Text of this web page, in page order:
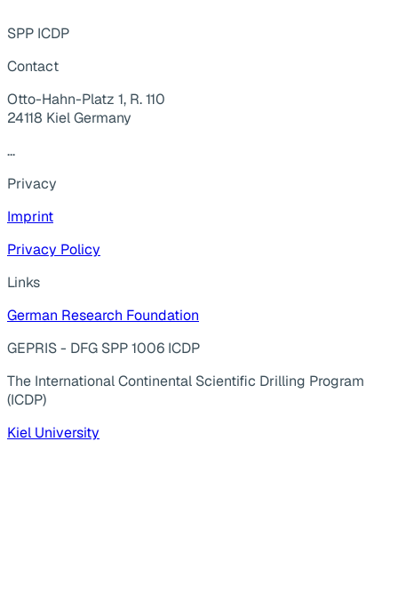
SPP ICDP
Contact
Otto-Hahn-Platz 1, R. 110
24118 Kiel Germany
...
Privacy
Imprint
Privacy Policy
Links
German Research Foundation
GEPRIS - DFG SPP 1006 ICDP
The International Continental Scientific Drilling Program
(ICDP)
Kiel University